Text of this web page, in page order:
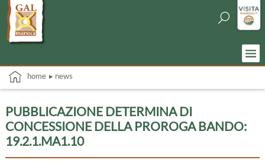
home ▸ news
PUBBLICAZIONE DETERMINA DI
CONCESSIONE DELLA PROROGA BANDO:
19.2.1.MA1.10